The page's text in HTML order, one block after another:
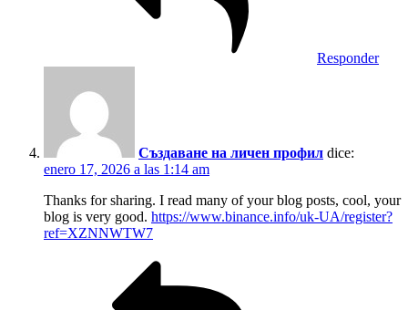
Responder
Създаване на личен профил dice:
enero 17, 2026 a las 1:14 am
Thanks for sharing. I read many of your blog posts, cool, your
blog is very good. https://www.binance.info/uk-UA/register?
ref=XZNNWTW7